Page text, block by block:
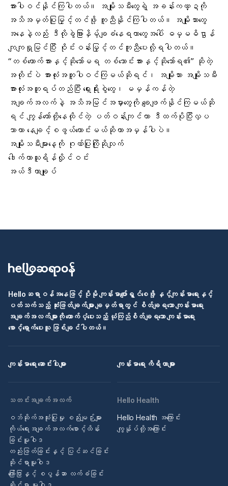
အားပါဝင်နိုင်ကြပါတယ်။ အမျိုးသမီးတွေရဲ့
အခန်းကဏ္ဍ ကို
အသိအမှတ်ပြုမြှင့်တင်ဖို့ ကူညီနိုင်ကြပါတယ်။
အမျိုးသားတွေ
အနေနဲ့လည်း ဒီလိုခွဲခြားနှိမ့်ချခံနေရတာတွေအပေါ် ဓမ္မဓိဌာန်
ကျကျရှုမြင်ပြီး ဝိုင်းဝန်းမြှင့်တင်ကူညီပေးလို့ရပါတယ်။
“တစ်ယောက်အားနှင့်ဆိုသော်မရ တစ်သောင်းအားနှင့်ဆိုသော်ရ၏” ဆိုတဲ့
အတိုင်းပဲ အားလုံးအတူပါဝင်ကြမယ်ဆိုရင်၊ အမျိုးသား အမျိုးသမီး
အားလုံးအတူရပ်တည်ပြီး ရှေးရိုးစွဲတွေ၊ မမှန်ကန်တဲ့
အချက်အလက်နဲ့ အသိအမြင်အမှားတွေကို ချေဖျက်နိုင်ကြမယ်ဆို
ရင် ကျွန်တော်တို့နေထိုင်တဲ့ ပတ်ဝန်းကျင် ဟာ ဒီထက်ပိုပြီးလှပ
သာယာ နေချင့်စဖွယ်ကောင်းမယ်ဆိုတာအမှန်ပါပဲ။
အမျိုးသမီးများနေ့ကို ဂုဏ်ပြုကြိုဆိုလျက်
ဒေါက်တာသူရိန်လှိုင်ဝင်း
အယ်ဒီတာချုပ်
Helloဆရာဝန်အနေဖြင့် ပိုမို ကျန်းမာပျော်ရွှင်စေဖို့ နှင့်ကျန်းမာရေးနှင့်
ပတ်သက်သည့် ဆုံးဖြတ်ချက်များ ချမှတ်ရာတွင် စိတ်ချရသော ကျန်းမာရေး
အချက်အလက်များကို ထောက်ပံ့ပေးသည့် ယုံကြည်စိတ်ချရသော ကျန်းမာရေး
စောင့်ရှောက်ပေးသူ ဖြစ်ချင်ပါတယ်။
ကျန်းမာရေး ဆောင်းပါးများ ကျန်းမာရေး ကိရိယာများ
သတင်းအချက်အလက်
ဝဘ်ဆိုက်အသုံးပြုမှု စည်းမျဉ်းများ
ကိုယ်ရေးအချက်အလက်စောင့်ထိန်း
ခြင်းမူဝါဒ
တည်းဖြတ်ခြင်းနှင့် ပြင်ဆင်ခြင်း
ဆိုင်ရာမူဝါဒ
ကြော်ငြာနှင့် စပွန်ဆာ လက်ခံခြင်း
Hello Health
Hello Health အကြောင်း
ကျွန်ုပ်တို့အကြောင်း